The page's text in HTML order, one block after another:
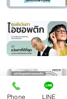
Phone LINE